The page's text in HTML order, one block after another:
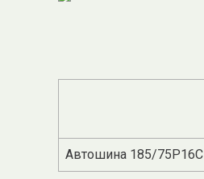
Автошина 185/75Р16C